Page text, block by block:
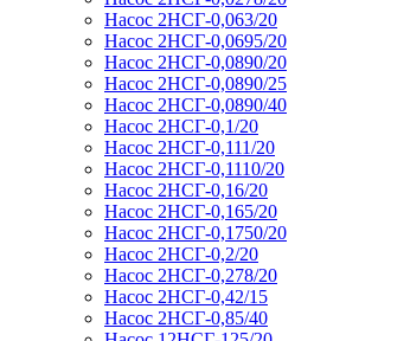
Насос 2НСГ-0,063/20
Насос 2НСГ-0,0695/20
Насос 2НСГ-0,0890/20
Насос 2НСГ-0,0890/25
Насос 2НСГ-0,0890/40
Насос 2НСГ-0,1/20
Насос 2НСГ-0,111/20
Насос 2НСГ-0,1110/20
Насос 2НСГ-0,16/20
Насос 2НСГ-0,165/20
Насос 2НСГ-0,1750/20
Насос 2НСГ-0,2/20
Насос 2НСГ-0,278/20
Насос 2НСГ-0,42/15
Насос 2НСГ-0,85/40